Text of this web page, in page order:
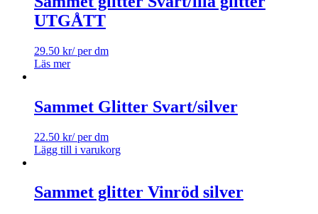
UTGÅTT
29.50 kr/ per dm
Läs mer
Sammet Glitter Svart/silver
22.50 kr/ per dm
Lägg till i varukorg
Sammet glitter Vinröd silver